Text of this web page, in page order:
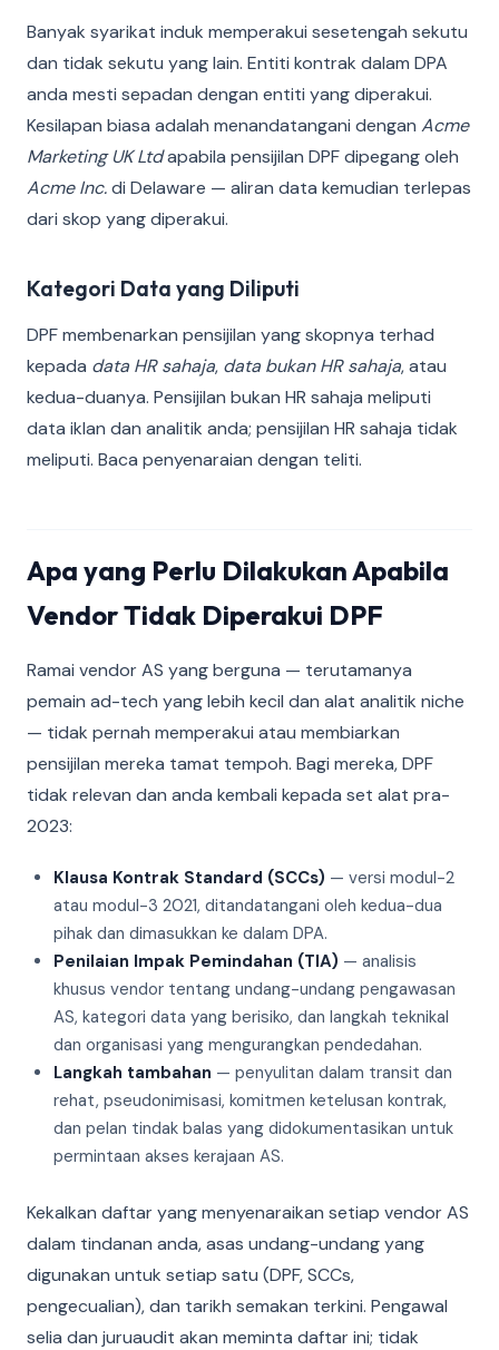
Banyak syarikat induk memperakui sesetengah sekutu
dan tidak sekutu yang lain. Entiti kontrak dalam DPA
anda mesti sepadan dengan entiti yang diperakui.
Kesilapan biasa adalah menandatangani dengan Acme
Marketing UK Ltdapabila pensijilan DPF dipegang oleh
Acme Inc.di Delaware — aliran data kemudian terlepas
dari skop yang diperakui.
Kategori Data yang Diliputi
DPF membenarkan pensijilan yang skopnya terhad
kepada data HR sahaja, data bukan HR sahaja, atau
kedua-duanya. Pensijilan bukan HR sahaja meliputi
data iklan dan analitik anda; pensijilan HR sahaja tidak
meliputi. Baca penyenaraian dengan teliti.
Apa yang Perlu Dilakukan Apabila
Vendor Tidak Diperakui DPF
Ramai vendor AS yang berguna — terutamanya
pemain ad-tech yang lebih kecil dan alat analitik niche
— tidak pernah memperakui atau membiarkan
pensijilan mereka tamat tempoh. Bagi mereka, DPF
tidak relevan dan anda kembali kepada set alat pra-
2023:
Klausa Kontrak Standard (SCCs) — versi modul-2
atau modul-3 2021, ditandatangani oleh kedua-dua
pihak dan dimasukkan ke dalam DPA.
Penilaian Impak Pemindahan (TIA) — analisis
khusus vendor tentang undang-undang pengawasan
AS, kategori data yang berisiko, dan langkah teknikal
dan organisasi yang mengurangkan pendedahan.
Langkah tambahan — penyulitan dalam transit dan
rehat, pseudonimisasi, komitmen ketelusan kontrak,
dan pelan tindak balas yang didokumentasikan untuk
permintaan akses kerajaan AS.
Kekalkan daftar yang menyenaraikan setiap vendor AS
dalam tindanan anda, asas undang-undang yang
digunakan untuk setiap satu (DPF, SCCs,
pengecualian), dan tarikh semakan terkini. Pengawal
selia dan juruaudit akan meminta daftar ini; tidak